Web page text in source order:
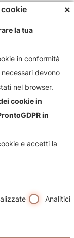
negozio e i
più
×
la tua
in conformità
devono
nel browser.
cookie in
in
e accetti la
Analitici